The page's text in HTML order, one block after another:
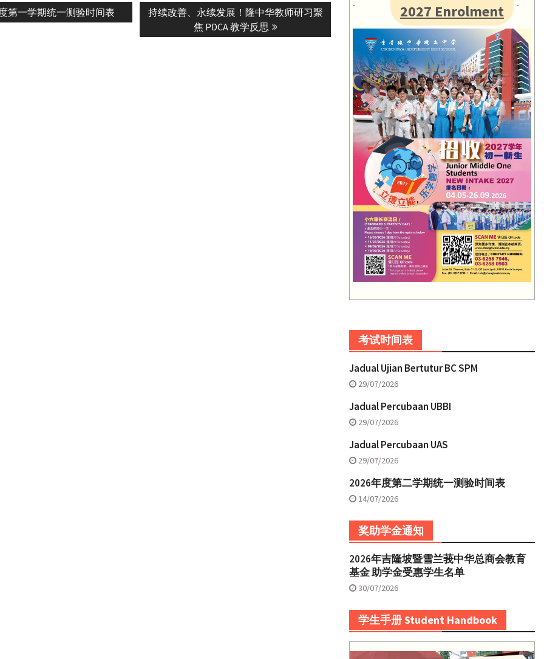
第一学期统一测验时间表
Next
持续改善、永续发展！隆中华教师研习聚
焦 PDCA 教学反思
2027 Enrolment
考试时间表
Jadual Ujian Bertutur BC SPM
29/07/2026
Jadual Percubaan UBBI
29/07/2026
Jadual Percubaan UAS
29/07/2026
2026年度第二学期统一测验时间表
14/07/2026
奖助学金通知
2026年吉隆坡暨雪兰莪中华总商会教育
基金 助学金受惠学生名单
30/07/2026
学生手册 Student Handbook